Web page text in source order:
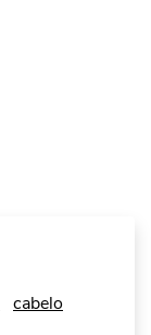
cabelo